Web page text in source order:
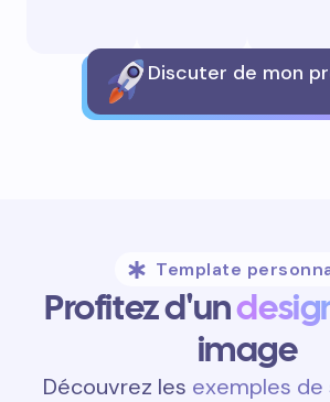
Discuter de mon
Template
Profitez d'un
image
Découvrez les exemples